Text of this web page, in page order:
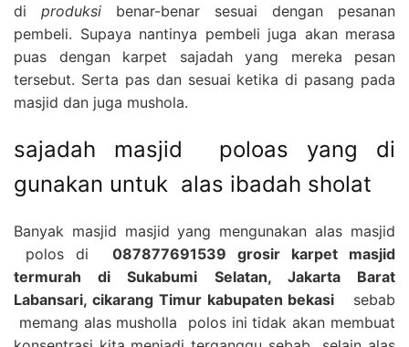
di produksi benar-benar sesuai dengan pesanan
pembeli. Supaya nantinya pembeli juga akan merasa
puas dengan karpet sajadah yang mereka pesan
tersebut. Serta pas dan sesuai ketika di pasang pada
masjid dan juga mushola.
sajadah masjid poloas yang di
gunakan untuk alas ibadah sholat
Banyak masjid masjid yang mengunakan alas masjid
polos di 087877691539 grosir karpet masjid
termurah di Sukabumi Selatan, Jakarta Barat
Labansari, cikarang Timur kabupaten bekasi sebab
memang alas musholla polos ini tidak akan membuat